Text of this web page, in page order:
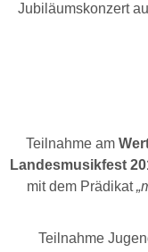
Jubiläumskonzert
Teilnahme am
Landesmusikfest
mit dem Prädikat
Teilnahme